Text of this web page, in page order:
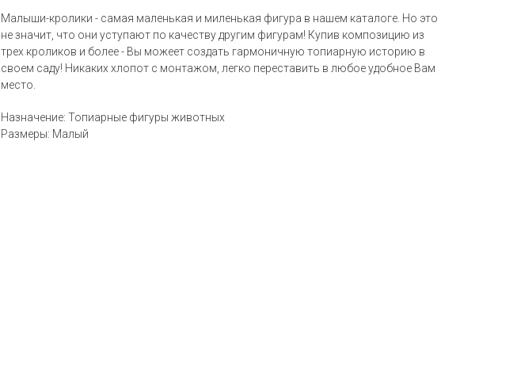
Малыши-кролики - самая маленькая и миленькая фигура в нашем каталоге. Но это
не значит, что они уступают по качеству другим фигурам! Купив композицию из
трех кроликов и более - Вы можеет создать гармоничную топиарную историю в
своем саду! Никаких хлопот с монтажом, легко переставить в любое удобное Вам
место.
Назначение: Топиарные фигуры животных
Размеры: Малый